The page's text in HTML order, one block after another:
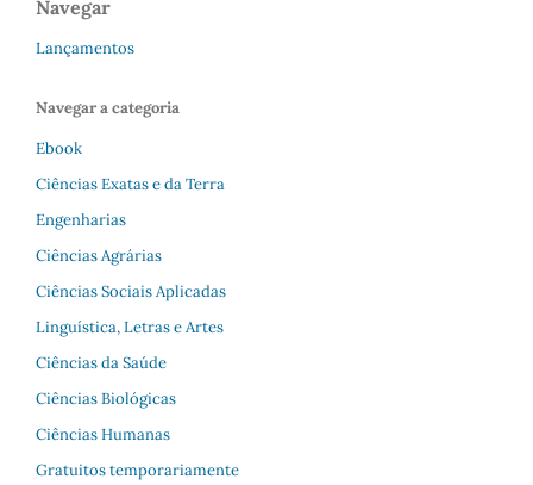
Navegar
Lançamentos
Navegar a categoria
Ebook
Ciências Exatas e da Terra
Engenharias
Ciências Agrárias
Ciências Sociais Aplicadas
Linguística, Letras e Artes
Ciências da Saúde
Ciências Biológicas
Ciências Humanas
Gratuitos temporariamente